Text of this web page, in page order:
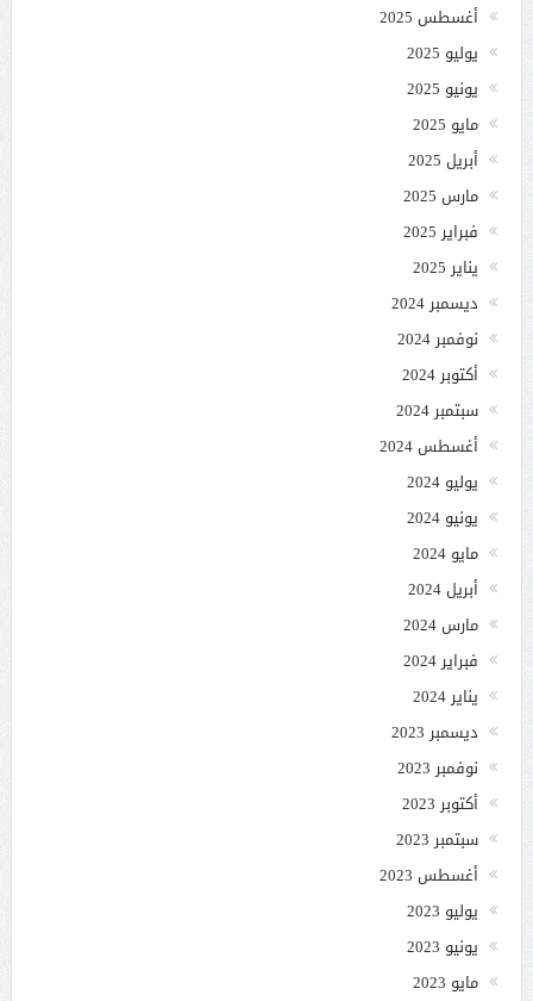
أغسطس 2025
يوليو 2025
يونيو 2025
مايو 2025
أبريل 2025
مارس 2025
فبراير 2025
يناير 2025
ديسمبر 2024
نوفمبر 2024
أكتوبر 2024
سبتمبر 2024
أغسطس 2024
يوليو 2024
يونيو 2024
مايو 2024
أبريل 2024
مارس 2024
فبراير 2024
يناير 2024
ديسمبر 2023
نوفمبر 2023
أكتوبر 2023
سبتمبر 2023
أغسطس 2023
يوليو 2023
يونيو 2023
مايو 2023